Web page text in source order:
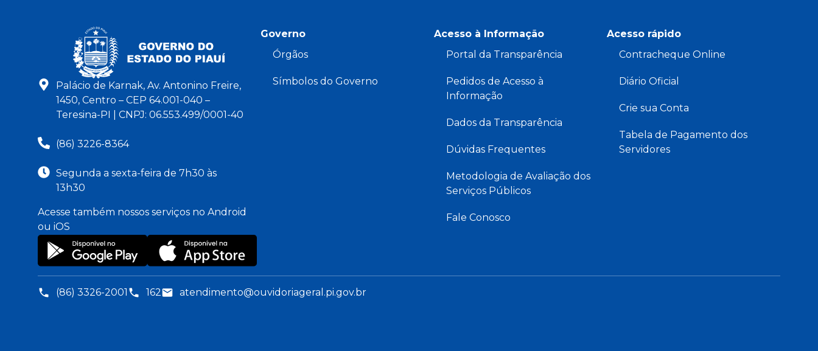
Palácio de Karnak, Av. Antonino Freire,
1450, Centro – CEP 64.001-040 –
Teresina-PI | CNPJ: 06.553.499/0001-40
(86) 3226-8364
Segunda a sexta-feira de 7h30 às
13h30
Acesse também nossos serviços no Android
ou iOS
Governo
Órgãos
Símbolos do Governo
Acesso à Informação
Portal da Transparência
Pedidos de Acesso à
Informação
Dados da Transparência
Dúvidas Frequentes
Metodologia de Avaliação dos
Serviços Públicos
Fale Conosco
Acesso rápido
Contracheque Online
Diário Oficial
Crie sua Conta
Tabela de Pagamento dos
Servidores
(86) 3326-2001 162 atendimento@ouvidoriageral.pi.gov.br